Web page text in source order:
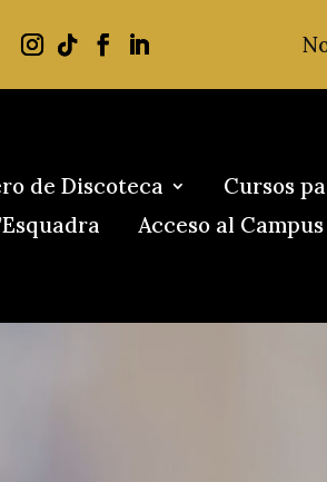
de Discoteca
Cursos
Acceso al Campus